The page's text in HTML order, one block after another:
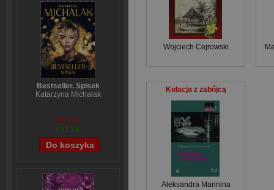
Bestseller. Spisek
Katarzyna Michalak
€13,92
€11,18
Wojciech Cejrowski
Kolacja z zabójcą
Aleksandra Marinina